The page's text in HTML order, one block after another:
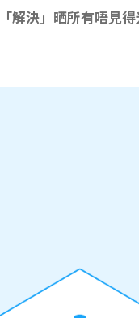
「解決」晒所有唔見